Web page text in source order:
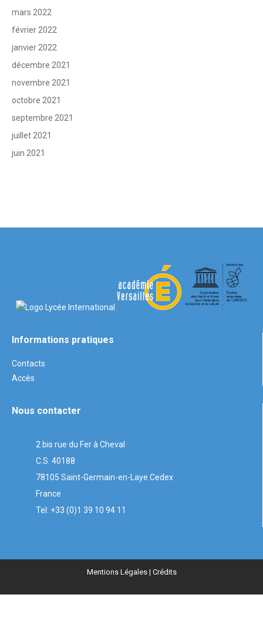
mars 2022
février 2022
janvier 2022
décembre 2021
novembre 2021
octobre 2021
septembre 2021
juillet 2021
juin 2021
Informations pratiques
Contacts
Accès
Nous contacter
2 bis rue du Fer à Cheval
C.S. 40188
78105 Saint-Germain-en-Laye Cedex
France
Tel: +33 (0)1 39 10 94 11
Mentions Légales| Crédits